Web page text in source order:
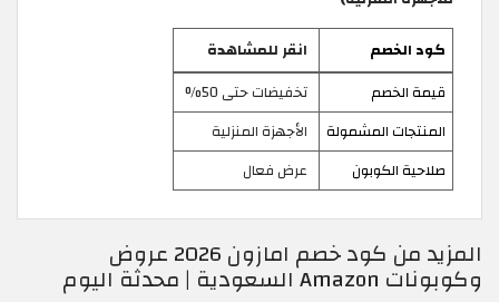
كود الخصم
انقر للمشاهدة
قيمة الخصم
تخفيضات حتى 50%
المنتجات المشمولة
الأجهزة المنزلية
صلاحية الكوبون
عرض فعال
المزيد من كود خصم امازون 2026 عروض
وكوبونات Amazon السعودية | محدثة اليوم